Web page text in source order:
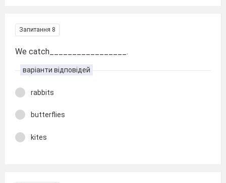
Запитання 8
We catch_________________.
варіанти відповідей
rabbits
butterflies
kites